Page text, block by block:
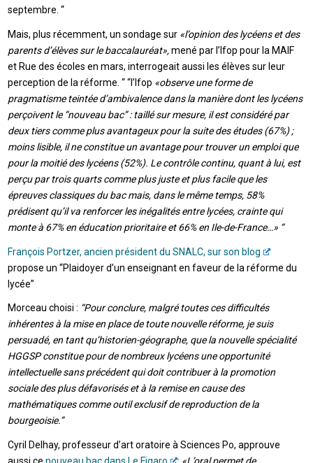
septembre. “
Mais, plus récemment, un sondage sur «l’opinion des lycéens et des
parents d’élèves sur le baccalauréat»,mené par l’Ifop pour la MAIF
et Rue des écoles en mars, interrogeait aussi les élèves sur leur
perception de la réforme. “ “l’Ifop «observe une forme de
pragmatisme teintée d’ambivalence dans la manière dont les lycéens
perçoivent le “nouveau bac” : taillé sur mesure, il est considéré par
deux tiers comme plus avantageux pour la suite des études (67%) ;
moins lisible, il ne constitue un avantage pour trouver un emploi que
pour la moitié des lycéens (52%). Le contrôle continu, quant à lui, est
perçu par trois quarts comme plus juste et plus facile que les
épreuves classiques du bac mais, dans le même temps, 58%
prédisent qu’il va renforcer les inégalités entre lycées, crainte qui
monte à 67% en éducation prioritaire et 66% en Ile-de-France…» “
François Portzer, ancien président du SNALC, sur son blog
propose un “Plaidoyer d’un enseignant en faveur de la réforme du
lycée”
Morceau choisi : “Pour conclure, malgré toutes ces difficultés
inhérentes à la mise en place de toute nouvelle réforme, je suis
persuadé, en tant qu’historien-géographe, que la nouvelle spécialité
HGGSP constitue pour de nombreux lycéens une opportunité
intellectuelle sans précédent qui doit contribuer à la promotion
sociale des plus défavorisés et à la remise en cause des
mathématiques comme outil exclusif de reproduction de la
bourgeoisie.”
Cyril Delhay, professeur d’art oratoire à Sciences Po, approuve